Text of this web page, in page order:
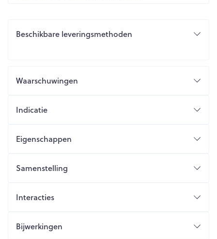
Beschikbare leveringsmethoden
Waarschuwingen
Indicatie
Eigenschappen
Samenstelling
Interacties
Bijwerkingen